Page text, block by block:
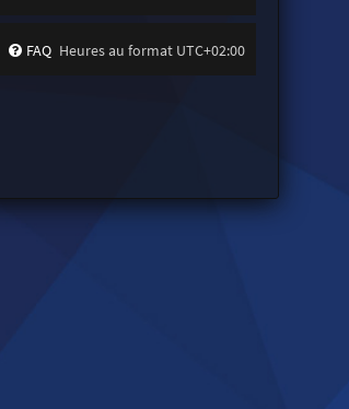
Heures au format UTC+02:00
FAQ